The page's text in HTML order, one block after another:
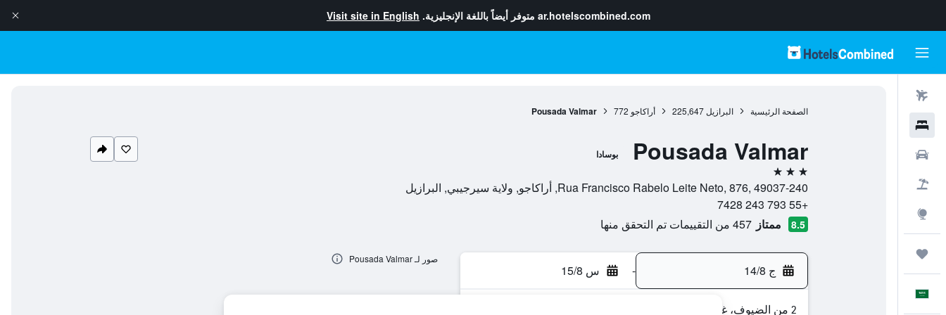
ar.hotelscombined.com متوفر أيضاً باللغة الإنجليزية. Visit site in English
الصفحة الرئيسية البرازيل 225,647 أراكاجو 772
Pousada Valmar
Pousada Valmar بوسادا
3 نجوم
Rua Francisco Rabelo Leite Neto, 876, 49037-240, أراكاجو, ولاية سيرجيبي, البرازيل
+55 793 243 7428
8.5 ممتاز 457 من التقييمات تم التحقق منها
ج 14/8 - س 15/8
2 من الضيوف، غرفة واحدة
صور لـ Pousada Valmar